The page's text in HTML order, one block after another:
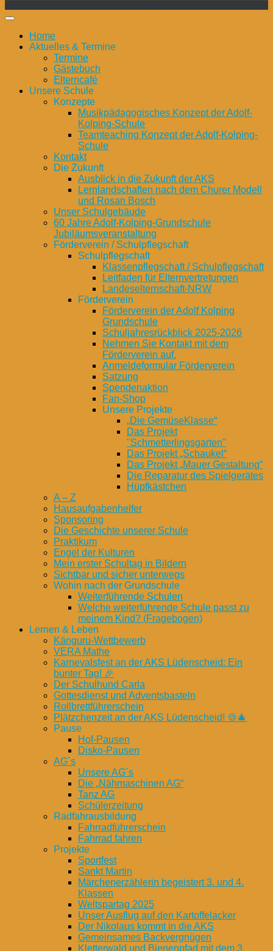
Home
Aktuelles & Termine
Termine
Gästebuch
Elterncafé
Unsere Schule
Konzepte
Musikpädagogisches Konzept der Adolf-
Kolping-Schule
Teamteaching Konzept der Adolf-Kolping-
Schule
Kontakt
Die Zukunft
Ausblick in die Zukunft der AKS
Lernlandschaften nach dem Churer Modell
und Rosan Bosch
Unser Schulgebäude
60 Jahre Adolf-Kolping-Grundschule
Jubiläumsveranstaltung
Förderverein / Schulpflegschaft
Schulpflegschaft
Klassenpflegschaft / Schulpflegschaft
Leitfaden für Elternvertretungen
Landeselternschaft-NRW
Förderverein
Förderverein der Adolf Kolping
Grundschule
Schuljahresrückblick 2025-2026
Nehmen Sie Kontakt mit dem
Förderverein auf.
Anmeldeformular Förderverein
Satzung
Spendenaktion
Fan-Shop
Unsere Projekte
„Die GemüseKlasse“
Das Projekt
"Schmetterlingsgarten"
Das Projekt „Schaukel“
Das Projekt „Mauer Gestaltung“
Die Reparatur des Spielgerätes
Hüpfkästchen
A – Z
Hausaufgabenhelfer
Sponsoring
Die Geschichte unserer Schule
Praktikum
Engel der Kulturen
Mein erster Schultag in Bildern
Sichtbar und sicher unterwegs
Wohin nach der Grundschule
Weiterführende Schulen
Welche weiterführende Schule passt zu
meinem Kind? (Fragebogen)
Lernen & Leben
Känguru-Wettbewerb
VERA Mathe
Karnevalsfest an der AKS Lüdenscheid: Ein
bunter Tag! 🎉
Der Schulhund Carla
Gottesdienst und Adventsbasteln
Rollbrettführerschein
Plätzchenzeit an der AKS Lüdenscheid! 🍪🎄
Pause
Hof-Pausen
Disko-Pausen
AG´s
Unsere AG´s
Die „Nähmaschinen AG“
Tanz AG
Schülerzeitung
Radfahrausbildung
Fahrradführerschein
Fahrrad fahren
Projekte
Sportfest
Sankt Martin
Märchenerzählerin begeistert 3. und 4.
Klassen
Weltspartag 2025
Unser Ausflug auf den Kartoffelacker
Der Nikolaus kommt in die AKS
Gemeinsames Backvergnügen
Kletterwald und Bienenpfad mit dem 3.